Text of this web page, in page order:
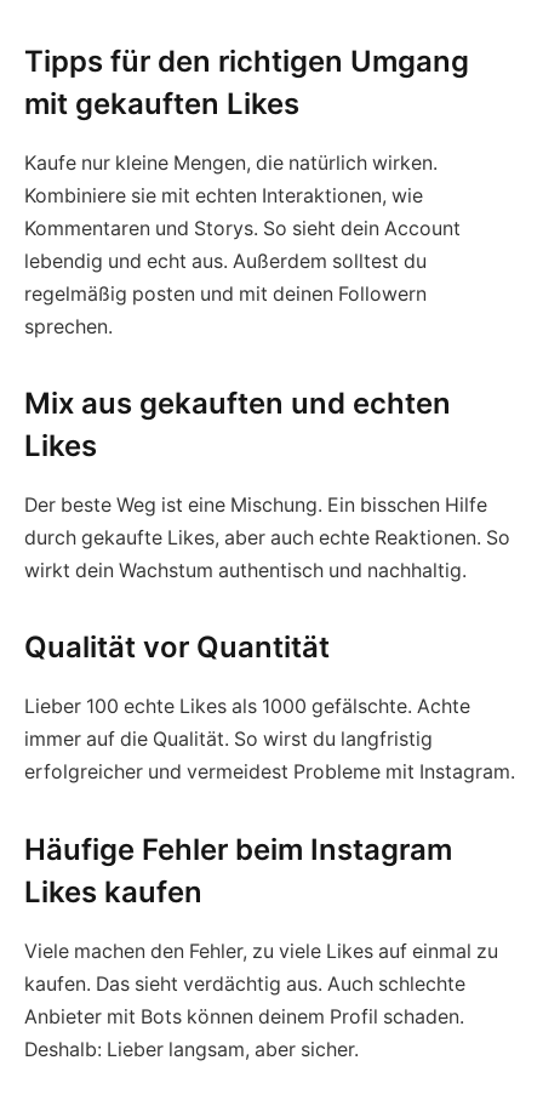
Tipps für den richtigen Umgang
mit gekauften Likes
Kaufe nur kleine Mengen, die natürlich wirken.
Kombiniere sie mit echten Interaktionen, wie
Kommentaren und Storys. So sieht dein Account
lebendig und echt aus. Außerdem solltest du
regelmäßig posten und mit deinen Followern
sprechen.
Mix aus gekauften und echten
Likes
Der beste Weg ist eine Mischung. Ein bisschen Hilfe
durch gekaufte Likes, aber auch echte Reaktionen. So
wirkt dein Wachstum authentisch und nachhaltig.
Qualität vor Quantität
Lieber 100 echte Likes als 1000 gefälschte. Achte
immer auf die Qualität. So wirst du langfristig
erfolgreicher und vermeidest Probleme mit Instagram.
Häufige Fehler beim Instagram
Likes kaufen
Viele machen den Fehler, zu viele Likes auf einmal zu
kaufen. Das sieht verdächtig aus. Auch schlechte
Anbieter mit Bots können deinem Profil schaden.
Deshalb: Lieber langsam, aber sicher.